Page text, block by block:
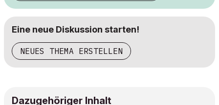
Eine neue Diskussion starten!
NEUES THEMA ERSTELLEN
Dazugehöriger Inhalt